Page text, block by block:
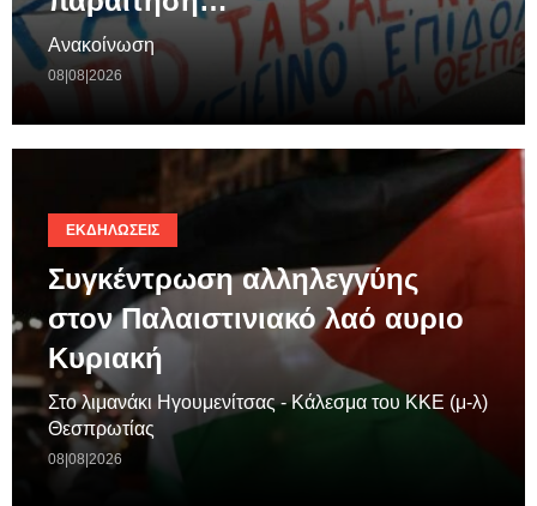
Ανακοίνωση
08|08|2026
ΕΚΔΗΛΏΣΕΙΣ
Συγκέντρωση αλληλεγγύης
στον Παλαιστινιακό λαό αυριο
Κυριακή
Στο λιμανάκι Ηγουμενίτσας - Κάλεσμα του ΚΚΕ (μ-λ)
Θεσπρωτίας
08|08|2026